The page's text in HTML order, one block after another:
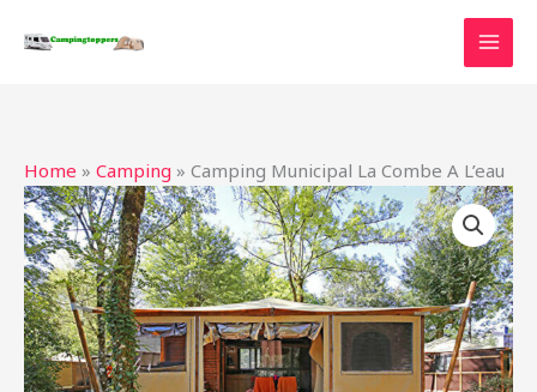
naar
Home » Camping » Camping Municipal La Combe A L’eau